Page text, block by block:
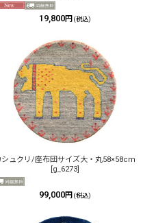
19,800円 (税込)
シュクリ/座布団サイズ大・丸58×58cm
[g_6273]
99,000円 (税込)